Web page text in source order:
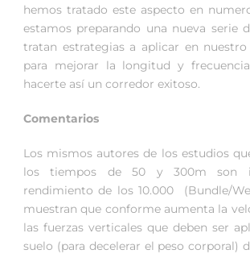
hemos tratado este aspecto en
estamos preparando una nueva serie
tratan estrategias a aplicar en
para mejorar la longitud y
hacerte así un corredor exitoso.
Comentarios
Los mismos autores de los estudios
los tiempos de 50 y 300m son
rendimiento de los 10.000 (Bundle/
muestran que conforme aumenta la
las fuerzas verticales que deben ser
suelo (para decelerar el peso corporal)